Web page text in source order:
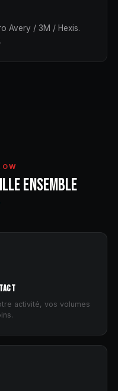
Avery / 3M / Hexis.
ENSEMBLE
activité, vos volumes